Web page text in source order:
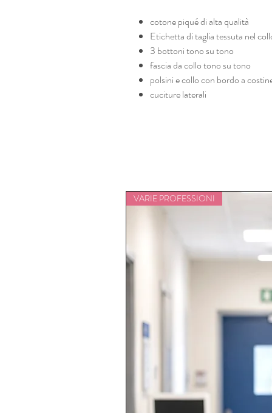
cotone piqué di alta qualità
Etichetta di taglia tessuta nel
3 bottoni tono su tono
fascia da collo tono su tono
polsini e collo con bordo a
cuciture laterali
VARIE PROFESSIONI